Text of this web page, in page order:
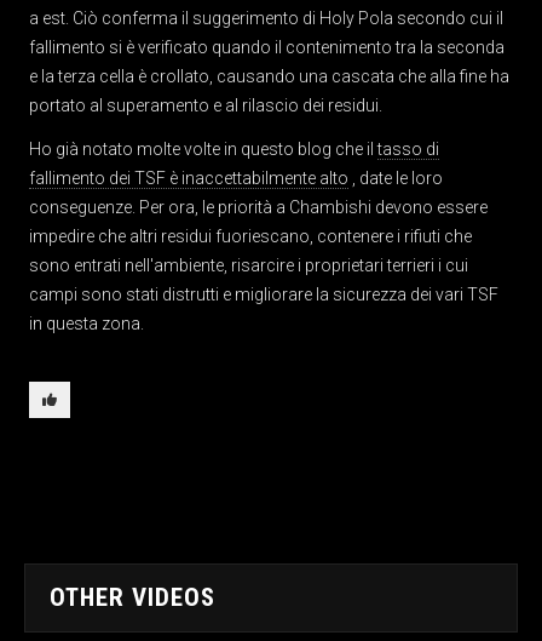
a est. Ciò conferma il suggerimento di Holy Pola secondo cui il
fallimento si è verificato quando il contenimento tra la seconda
e la terza cella è crollato, causando una cascata che alla fine ha
portato al superamento e al rilascio dei residui.
Ho già notato molte volte in questo blog che iltasso di
fallimento dei TSF è inaccettabilmente alto , date le loro
conseguenze. Per ora, le priorità a Chambishi devono essere
impedire che altri residui fuoriescano, contenere i rifiuti che
sono entrati nell'ambiente, risarcire i proprietari terrieri i cui
campi sono stati distrutti e migliorare la sicurezza dei vari TSF
in questa zona.
OTHER VIDEOS